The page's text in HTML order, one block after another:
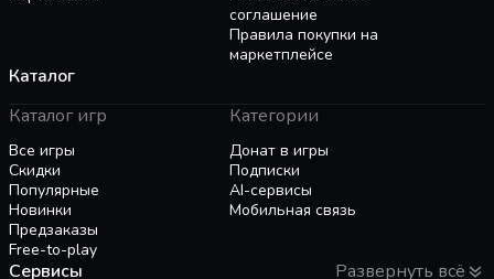
соглашение
Правила покупки на
маркетплейсе
Каталог
Каталог игр
Все игры
Скидки
Популярные
Новинки
Предзаказы
Free-to-play
Категории
Донат в игры
Подписки
AI-сервисы
Мобильная связь
Сервисы
Развернуть всё